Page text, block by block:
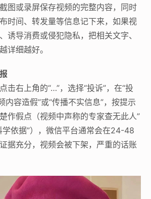
图或录屏保存视频的完整内容，同时
时间、转发量等信息记下来，如果视
诱导消费或侵犯隐私，把相关文字、
详细越好。
击右上角的“…”，选择“投诉”，在“投
内容造假”或“传播不实信息”，按提示
作假点（视频中声称的专家查无此人”
学依据”），微信平台通常会在24-48
据充分，视频会被下架，严重的话账